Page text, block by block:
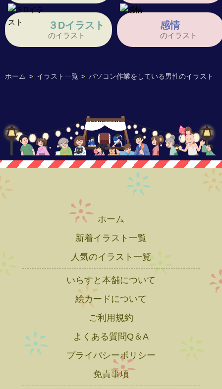
ホーム > イラスト一覧 > パソコン作業をしている男性のイラスト
３Dイラスト
のイラスト
感情
のイラスト
ホーム
新着イラスト一覧
人気のイラスト一覧
いらすと本舗について
絵カードについて
ご利用規約
よくある質問Q＆A
プライバシーポリシー
免責事項